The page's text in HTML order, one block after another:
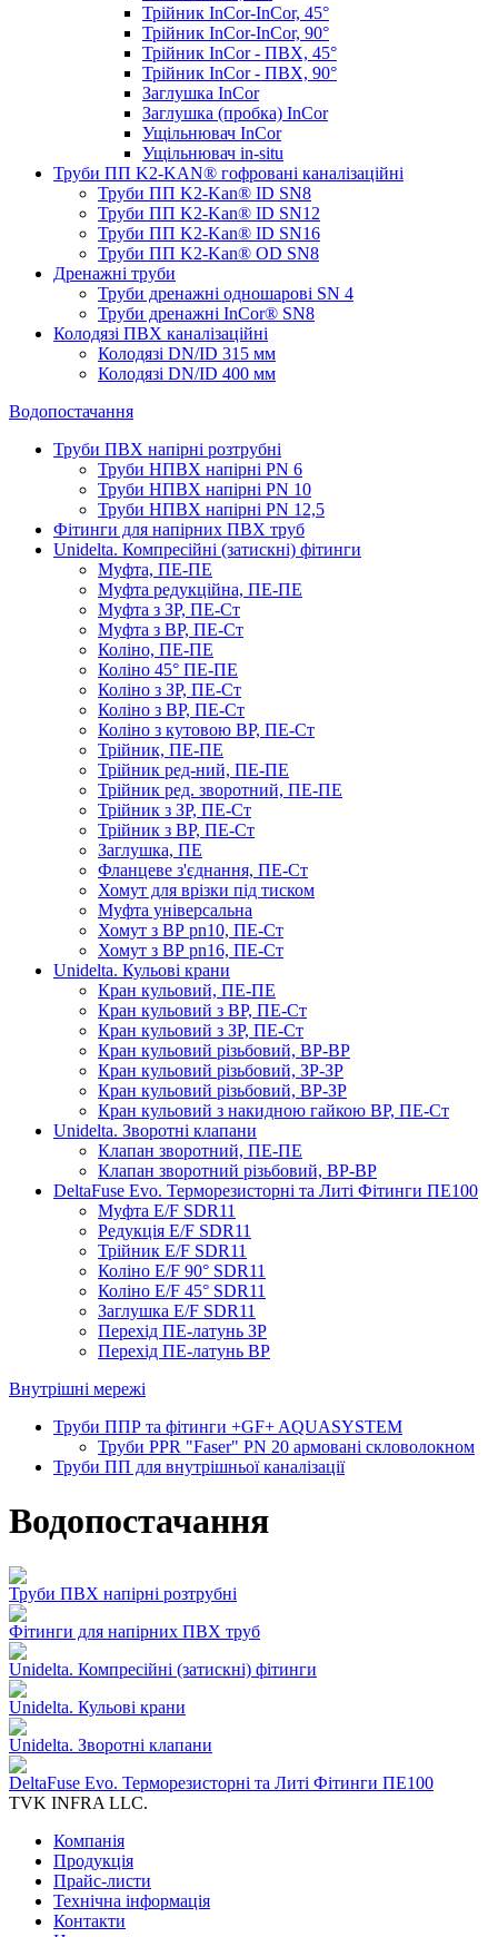
Трійник InCor-InCor, 45°
Трійник InCor-InCor, 90°
Трійник InCor - ПВХ, 45°
Трійник InCor - ПВХ, 90°
Заглушка InCor
Заглушка (пробка) InCor
Ущільнювач InCor
Ущільнювач in-situ
Труби ПП K2-KAN® гоф­ровані каналізаційні
Труби ПП K2-Kan® ID SN8
Труби ПП K2-Kan® ID SN12
Труби ПП K2-Kan® ID SN16
Труби ПП K2-Kan® OD SN8
Дренажні труби
Труби дренажні одношарові SN 4
Труби дренажні InCor® SN8
Колодязі ПВХ каналізаційні
Колодязі DN/ID 315 мм
Колодязі DN/ID 400 мм
Водопостачання
Труби ПВХ напірні розтрубні
Труби НПВХ напірні PN 6
Труби НПВХ напірні PN 10
Труби НПВХ напірні PN 12,5
Фітинги для напірних ПВХ труб
Unidelta. Компресійні (затискні) фітинги
Муфта, ПЕ-ПЕ
Муфта редукційна, ПЕ-ПЕ
Муфта з ЗР, ПЕ-Ст
Муфта з ВР, ПЕ-Ст
Коліно, ПЕ-ПЕ
Коліно 45° ПЕ-ПЕ
Коліно з ЗР, ПЕ-Ст
Коліно з ВР, ПЕ-Ст
Коліно з кутовою ВР, ПЕ-Ст
Трійник, ПЕ-ПЕ
Трійник ред-ний, ПЕ-ПЕ
Трійник ред. зворотний, ПЕ-ПЕ
Трійник з ЗР, ПЕ-Ст
Трійник з ВР, ПЕ-Ст
Заглушка, ПЕ
Фланцеве з'єднання, ПЕ-Ст
Хомут для врізки під тиском
Муфта універсальна
Хомут з ​​ВР pn10, ПЕ-Ст
Хомут з ВР pn16, ПЕ-Ст
Unidelta. Кульові крани
Кран кульовий, ПЕ-ПЕ
Кран кульовий з ВР, ПЕ-Ст
Кран кульовий з ЗР, ПЕ-Ст
Кран кульовий різьбовий, ВР-ВР
Кран кульовий різьбовий, ЗР-ЗР
Кран кульовий різьбовий, ВР-ЗР
Кран кульовий з накидною гайкою ВР, ПЕ-Ст
Unidelta. Зворотні клапани
Клапан зворотний, ПЕ-ПЕ
Клапан зворотний різьбовий, ВР-ВР
DeltaFuse Evo. Терморезисторні та Литі Фітинги ПЕ100
Муфта E/F SDR11
Редукція E/F SDR11
Трійник E/F SDR11
Коліно E/F 90° SDR11
Коліно E/F 45° SDR11
Заглушка E/F SDR11
Перехід ПЕ-латунь ЗР
Перехід ПЕ-латунь ВР
Внутрішні мережі
Труби ППР та фітинги +GF+ AQUASYSTEM
Труби PPR "Faser" PN 20 армовані скловолокном
Труби ПП для внутрішньої каналізації
Водопостачання
Труби ПВХ напірні розтрубні
Фітинги для напірних ПВХ труб
Unidelta. Компресійні (затискні) фітинги
Unidelta. Кульові крани
Unidelta. Зворотні клапани
DeltaFuse Evo. Терморезисторні та Литі Фітинги ПЕ100
TVK INFRA LLC.
Компанія
Продукція
Прайс-листи
Технічна інформація
Контакти